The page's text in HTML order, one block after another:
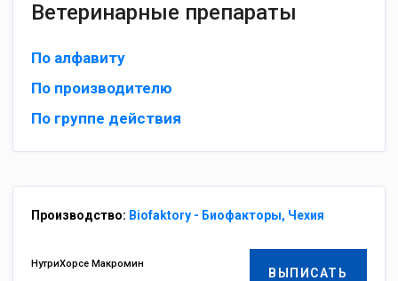
Ветеринарные препараты
По алфавиту
По производителю
По группе действия
Производство: Biofaktory - Биофакторы, Чехия
ВЫПИСАТЬ
НутриХорсе Макромин